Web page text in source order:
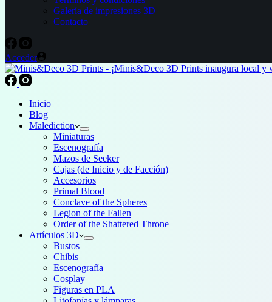
Galería de impresiones 3D
Contacto
Acceder
Inicio
Blog
Malediction
Miniaturas
Escenografía
Mazos de Seeker
Cajas (de Inicio y de Facción)
Accesorios
Primal Blood
Conclave of the Spheres
Legion of the Fallen
Order of the Shattered Throne
Artículos 3D
Bustos
Chibis
Escenografía
Cosplay
Figuras en PLA